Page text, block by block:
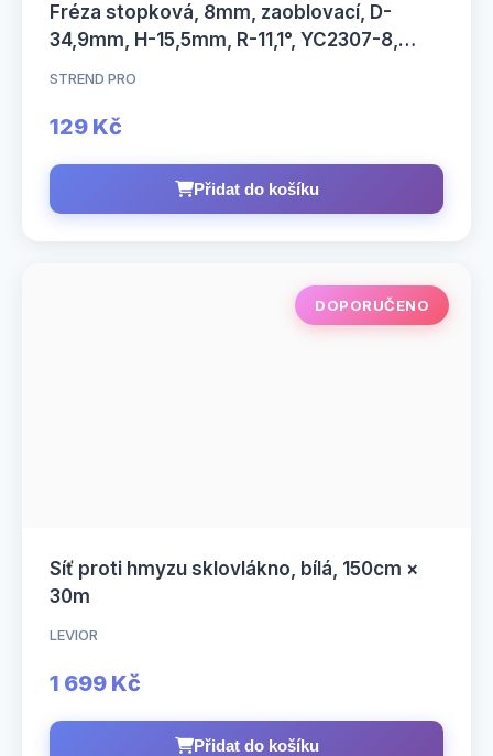
Fréza stopková, 8mm, zaoblovací, D-
34,9mm, H-15,5mm, R-11,1°, YC2307-8,
STREND PRO
129 Kč
Přidat do košíku
DOPORUČENO
Síť proti hmyzu sklovlákno, bílá, 150cm ×
30m
LEVIOR
1 699 Kč
Přidat do košíku